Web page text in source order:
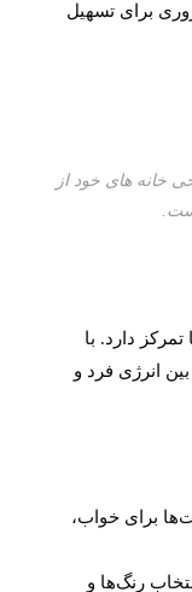
برای تسهیل
خانه های خود از
دارد. با
انرژی فرد و
برای خواب،
رنگ‌ها و